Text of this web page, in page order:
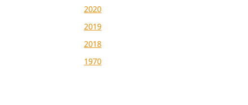
2020
2019
2018
1970